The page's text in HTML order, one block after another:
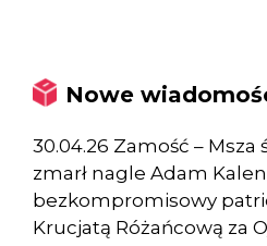
Nowe
30.04.26 Zamość –
zmarł nagle Adam
bezkompromisowy
Krucjatą Różańcową za